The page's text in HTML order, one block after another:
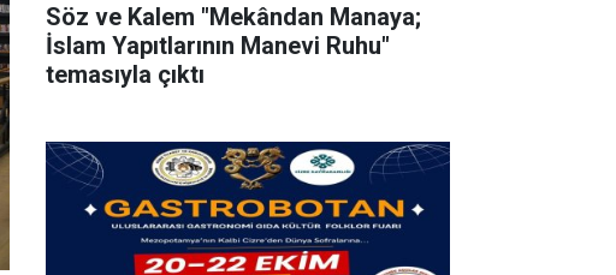
Söz ve Kalem "Mekândan Manaya;
İslam Yapıtlarının Manevi Ruhu"
temasıyla çıktı